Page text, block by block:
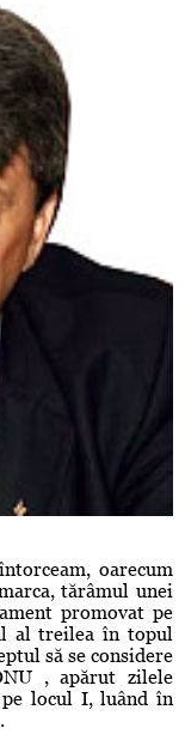
oarecum
tărâmul unei
promovat pe
al treilea în topul
să se considere
, apărut zilele
pe locul I, luând în